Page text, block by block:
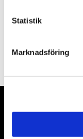
Statistik
Marknadsföring
Omdömen